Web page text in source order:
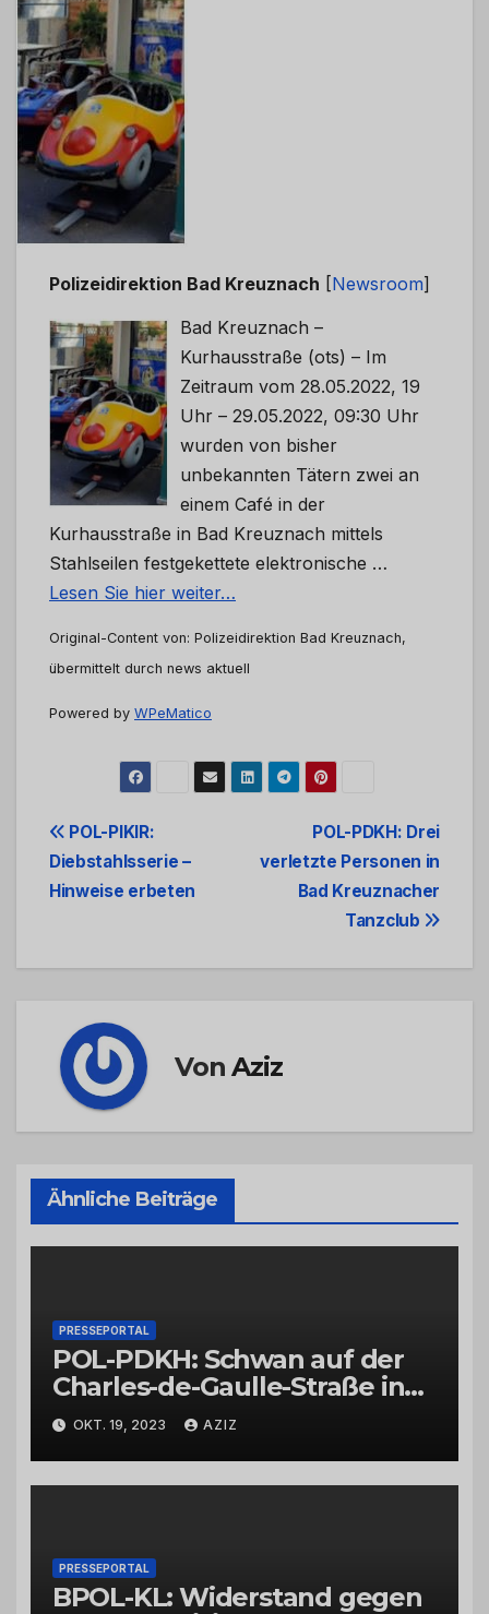
Polizeidirektion Bad Kreuznach [Newsroom]
Bad Kreuznach –
Kurhausstraße (ots) – Im
Zeitraum vom 28.05.2022, 19
Uhr – 29.05.2022, 09:30 Uhr
wurden von bisher
unbekannten Tätern zwei an
einem Café in der
Kurhausstraße in Bad Kreuznach mittels
Stahlseilen festgekettete elektronische …
Lesen Sie hier weiter…
Original-Content von: Polizeidirektion Bad Kreuznach,
übermittelt durch news aktuell
Powered by WPeMatico
Beitrags-
Navigation
POL-PDKH: Drei
verletzte Personen in
Bad Kreuznacher
Tanzclub
POL-PIKIR:
Diebstahlsserie –
Hinweise erbeten
VonAziz
Ähnliche Beiträge
PRESSEPORTAL
POL-PDKH: Schwan auf der
Charles-de-Gaulle-Straße in
Bad Kreuznach beeinflusst
Feierabendverkehr
OKT. 19, 2023 AZIZ
PRESSEPORTAL
BPOL-KL: Widerstand gegen